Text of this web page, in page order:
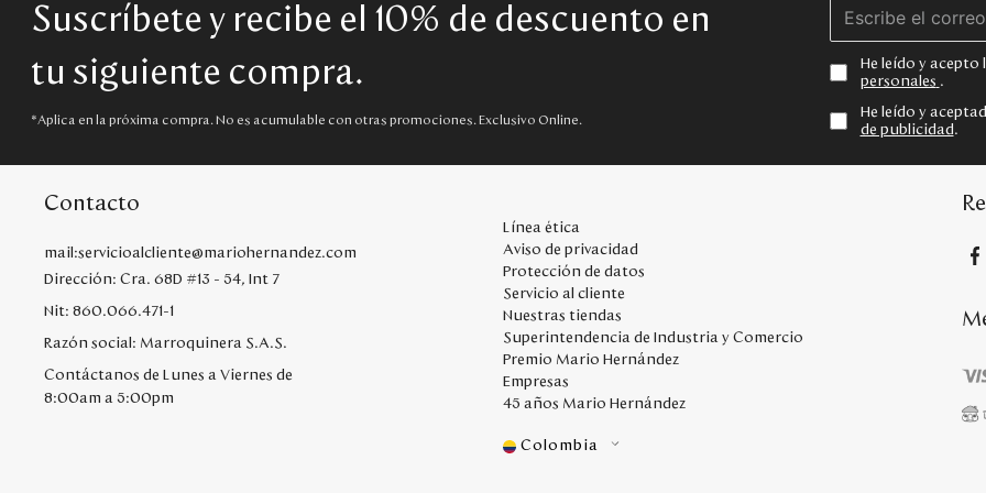
Suscríbete y recibe el 10% de descuento en
tu siguiente compra.
*Aplica en la próxima compra. No es acumulable con otras promociones. Exclusivo Online.
He leído y
personales .
He leído y
de publicidad .
Contacto
mail:servicioalcliente@mariohernandez.com
Dirección: Cra. 68D #13 - 54, Int 7
Nit: 860.066.471-1
Razón social: Marroquinera S.A.S.
Contáctanos de Lunes a Viernes de
8:00am a 5:00pm
Línea ética
Aviso de privacidad
Protección de datos
Servicio al cliente
Nuestras tiendas
Superintendencia de Industria y Comercio
Premio Mario Hernández
Empresas
45 años Mario Hernández
Colombia